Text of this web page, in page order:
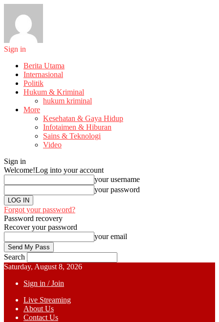
Sign in
Berita Utama
Internasional
Politik
Hukum & Kriminal
hukum kriminal
More
Kesehatan & Gaya Hidup
Infotaimen & Hiburan
Sains & Teknologi
Video
Sign in
Welcome!Log into your account
your username
your password
Forgot your password?
Password recovery
Recover your password
your email
Search
Saturday, August 8, 2026
Sign in / Join
Live Streaming
About Us
Contact Us